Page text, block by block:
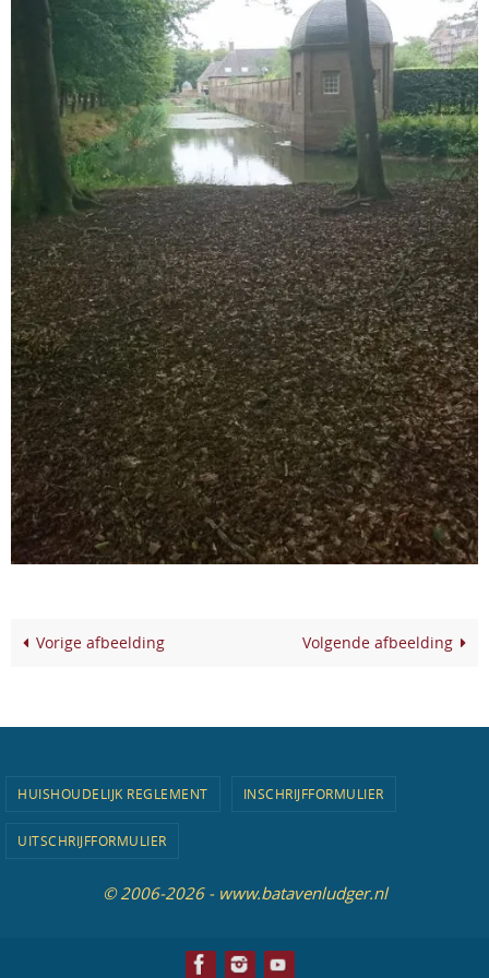
Vorige afbeelding Volgende afbeelding
HUISHOUDELIJK REGLEMENT INSCHRIJFFORMULIER
UITSCHRIJFFORMULIER
© 2006-2026 - www.batavenludger.nl